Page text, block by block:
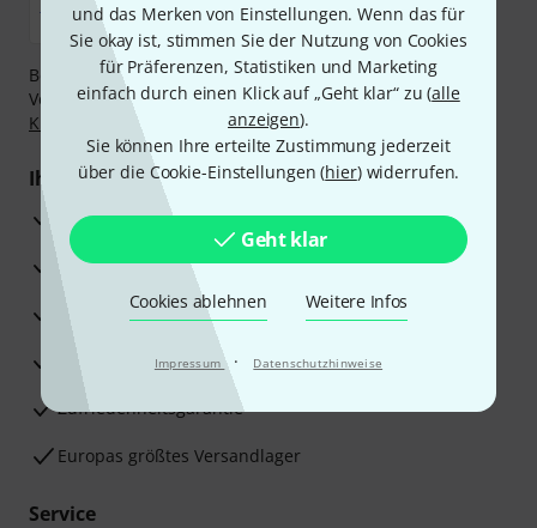
und das Merken von Einstellungen. Wenn das für
Sie okay ist, stimmen Sie der Nutzung von Cookies
für Präferenzen, Statistiken und Marketing
einfach durch einen Klick auf „Geht klar“ zu (alle
anzeigen).
Sie können Ihre erteilte Zustimmung jederzeit
über die Cookie-Einstellungen (hier) widerrufen.
Geht klar
Cookies ablehnen Weitere Infos
Impressum · Datenschutzhinweise
Bezahlen Sie vertraulich und sicher per Nachnahme,
Vorkasse, PayPal, Amazon Pay,Klarna Sofort bezahlen
Klarna Ratenzahlung
oder Kreditkarte.
Ihre Vorteile
3 Jahre Thomann Garantie
30 Tage Money-Back-Garantie
Reparaturservice
Beratung durch Fachexperten
Zufriedenheitsgarantie
Europas größtes Versandlager
Service